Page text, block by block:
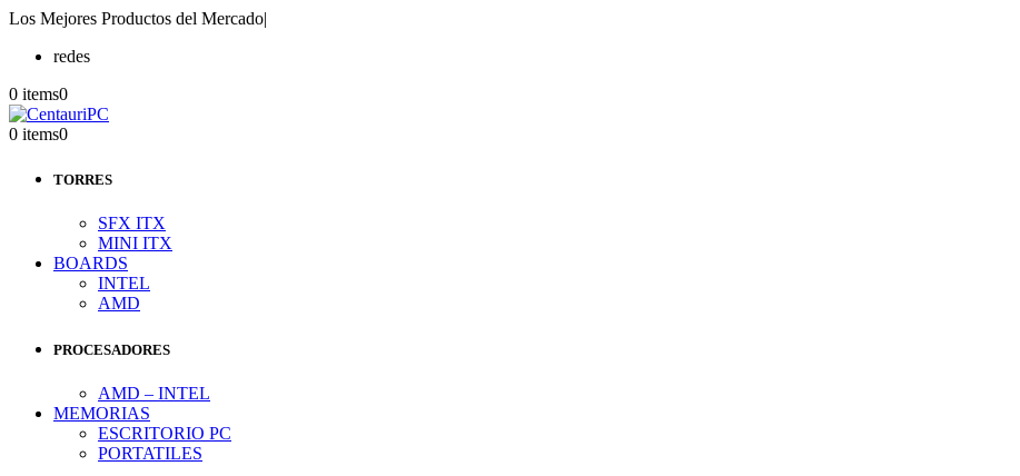
Los Mejores Productos del Mercado|
redes
0 items0
0 items0
TORRES
SFX ITX
MINI ITX
BOARDS
INTEL
AMD
PROCESADORES
AMD – INTEL
MEMORIAS
ESCRITORIO PC
PORTATILES